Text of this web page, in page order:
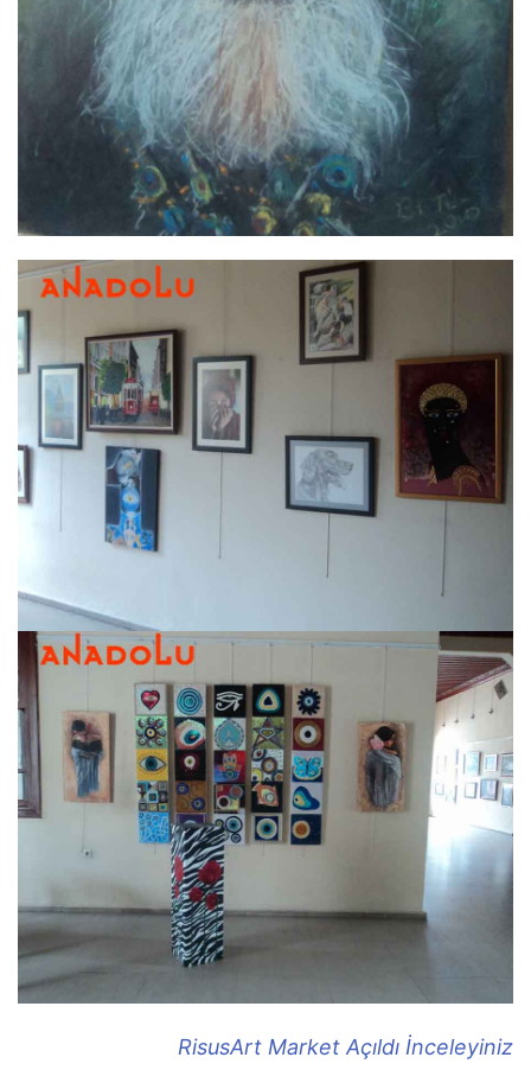
RisusArt Market Açıldı İnceleyiniz